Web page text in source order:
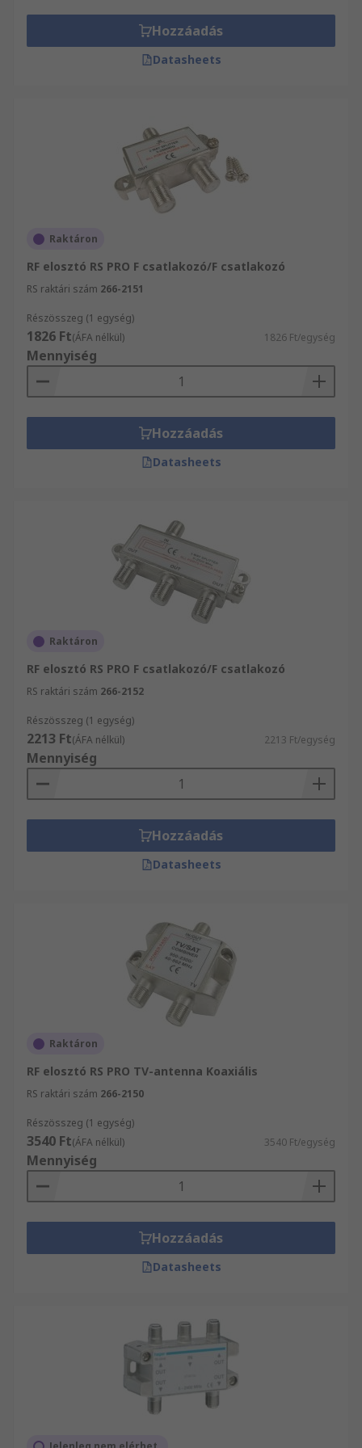
Több 550 000 terméket magába foglaló
választékunkban biztosan megtalálja, amire
szüksége van, 24 órán belüli szállítással! Fedezze
Hozzáadás
Datasheets
Raktáron
RF elosztó RS PRO F csatlakozó/F csatlakozó
RS raktári szám 266-2151
Részösszeg (1 egység)
1826 Ft(ÁFA nélkül) 1826 Ft/egység
Mennyiség
Hozzáadás
Datasheets
Raktáron
RF elosztó RS PRO F csatlakozó/F csatlakozó
RS raktári szám 266-2152
Részösszeg (1 egység)
2213 Ft(ÁFA nélkül) 2213 Ft/egység
Mennyiség
Hozzáadás
Datasheets
Raktáron
RF elosztó RS PRO TV-antenna Koaxiális
RS raktári szám 266-2150
Részösszeg (1 egység)
3540 Ft(ÁFA nélkül) 3540 Ft/egység
Mennyiség
Hozzáadás
Datasheets